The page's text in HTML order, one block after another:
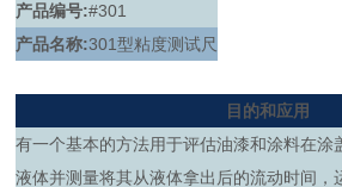
产品编号:#301
产品名称:301型粘度测试尺
目的和应用
有一个基本的方法用于评估油漆和涂料在涂
液体并测量将其从液体拿出后的流动时间，